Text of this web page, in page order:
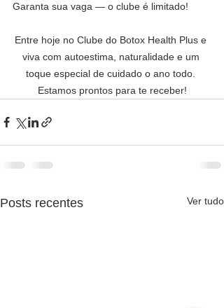
Garanta sua vaga — o clube é limitado!
Entre hoje no Clube do Botox Health Plus e
viva com autoestima, naturalidade e um
toque especial de cuidado o ano todo.
Estamos prontos para te receber!
Posts recentes Ver tudo